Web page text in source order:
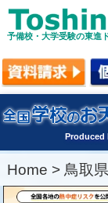
予備校・大学受験の東進
Produced
Home > 鳥取県